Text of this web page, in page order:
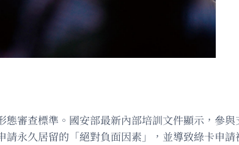
審查標準。國安部最新內部培訓文件顯示，參
永久居留的「絕對負面因素」，並導致綠卡申請